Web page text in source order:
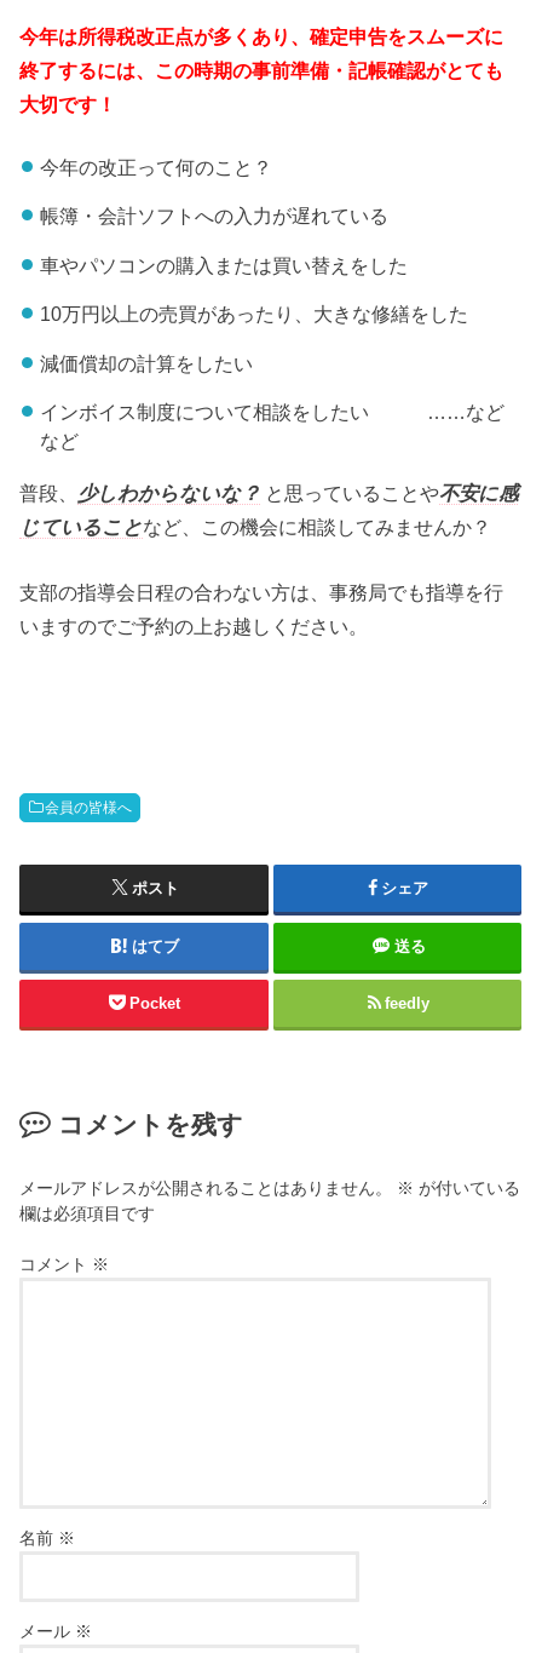
今年は所得税改正点が多くあり、確定申告をスムーズに
終了するには、この時期の事前準備・記帳確認がとても
大切です！
今年の改正って何のこと？
帳簿・会計ソフトへの入力が遅れている
車やパソコンの購入または買い替えをした
10万円以上の売買があったり、大きな修繕をした
減価償却の計算をしたい
インボイス制度について相談をしたい ……など
など
普段、 少しわからないな？ と思っていることや不安に感
じていることなど、この機会に相談してみませんか？
支部の指導会日程の合わない方は、事務局でも指導を行
いますのでご予約の上お越しください。
会員の皆様へ
ポスト シェア
はてブ 送る
Pocket feedly
コメントを残す
メールアドレスが公開されることはありません。 ※ が付いている
欄は必須項目です
コメント ※
名前 ※
メール ※